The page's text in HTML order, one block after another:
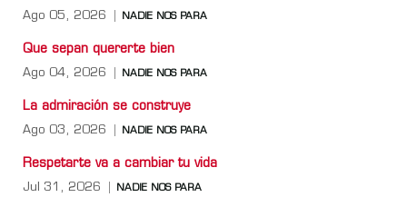
Ago 05, 2026 NADIE NOS PARA
Que sepan quererte bien
Ago 04, 2026 NADIE NOS PARA
La admiración se construye
Ago 03, 2026 NADIE NOS PARA
Respetarte va a cambiar tu vida
Jul 31, 2026 NADIE NOS PARA